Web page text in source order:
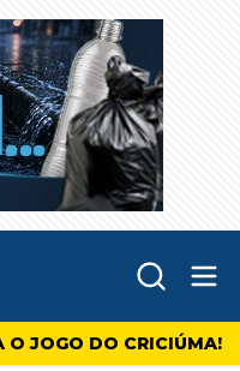
O JOGO DO CRICIÚMA!